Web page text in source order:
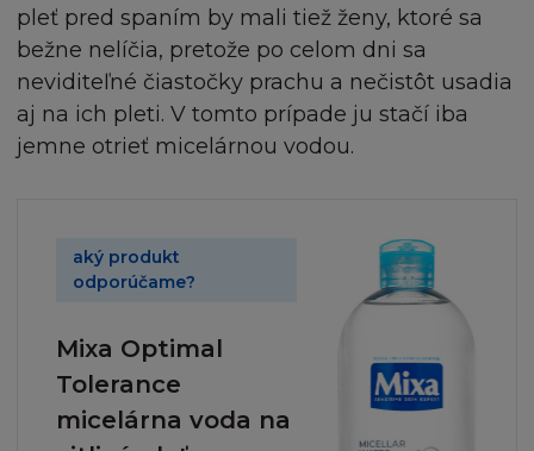
pleť pred spaním by mali tiež ženy, ktoré sa
bežne nelíčia, pretože po celom dni sa
neviditeľné čiastočky prachu a nečistôt usadia
aj na ich pleti. V tomto prípade ju stačí iba
jemne otrieť micelárnou vodou.
aký produkt
odporúčame?
Mixa Optimal
Tolerance
micelárna voda na
Jednotlivé články, zprávy a další části, které
vytvářejí stránku, mohou být chráněny
autorskými právy. Souhlasíte s dodržováním
všech příslušných autorských práv a všech
souvisejících právních předpisů o autorských
právech nebo s omezeními obsaženými na
Žádná obchodní značka ani obchodní název
firmy L´Oréal nesmí být použity bez
předchozího písemného souhlasu firmy L
´Oréal a zároveň berete na vědomí, že
nemáte žádná vlastnická práva k těmto
značkám a obchodním názvům.